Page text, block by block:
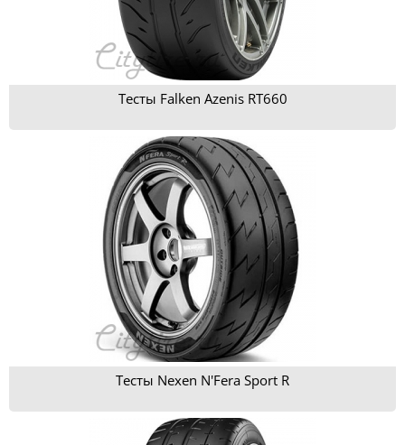
Тесты Falken Azenis RT660
Тесты Nexen N'Fera Sport R